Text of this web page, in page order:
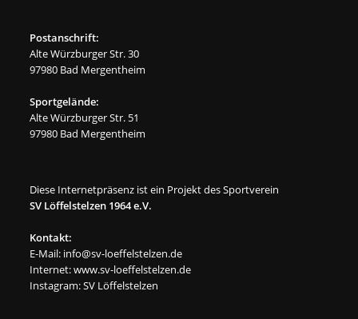
Postanschrift:
Alte Würzburger Str. 30
97980 Bad Mergentheim
Sportgelände:
Alte Würzburger Str. 51
97980 Bad Mergentheim
Diese Internetpräsenz ist ein Projekt des Sportverein
SV Löffelstelzen 1964 e.V.
Kontakt:
E-Mail: info@sv-loeffelstelzen.de
Internet:www.sv-loeffelstelzen.de
Instagram:SV Löffelstelzen